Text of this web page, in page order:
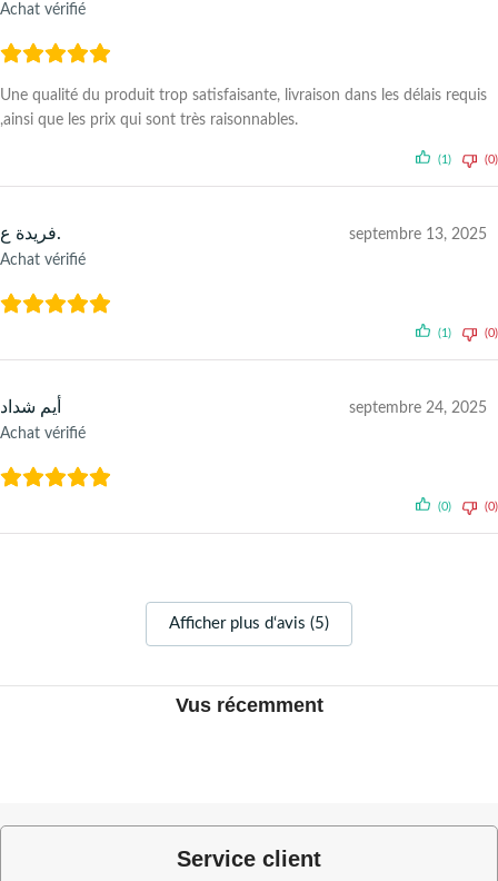
Achat vérifié
Une qualité du produit trop satisfaisante, livraison dans les délais requis
,ainsi que les prix qui sont très raisonnables.
(1) (0)
فريدة ع.
Achat vérifié
septembre 13, 2025
(1) (0)
أيم شداد
Achat vérifié
septembre 24, 2025
(0) (0)
Afficher plus d‘avis (5)
Vus récemment
Service client